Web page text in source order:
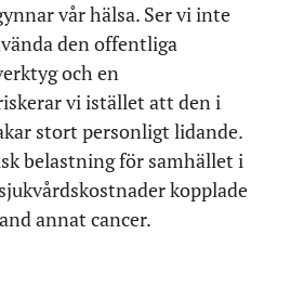
vår hälsa. Ser vi inte
den offentliga
och en
vi istället att den i
stort personligt lidande.
belastning för samhället i
kopplade
annat cancer.